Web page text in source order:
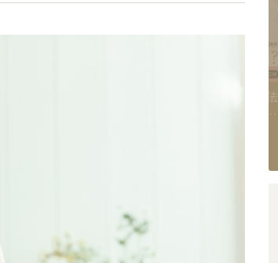
まぶたのたるみ取りに埋没法
が選ばれる理由って？20代・
美容クリニック東京御徒町】